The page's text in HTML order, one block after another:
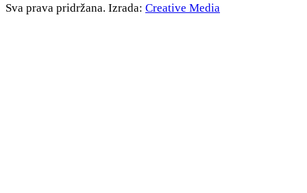
Sva prava pridržana. Izrada: Creative Media